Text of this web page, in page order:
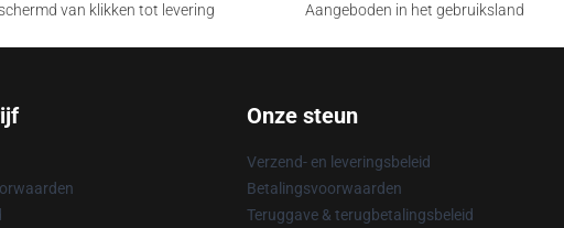
van klikken tot levering
Aangeboden in het gebruiksland
Onze steun
Verzend- en leveringsbeleid
Betalingsvoorwaarden
Teruggave & terugbetalingsbeleid